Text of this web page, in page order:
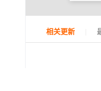
相关更新